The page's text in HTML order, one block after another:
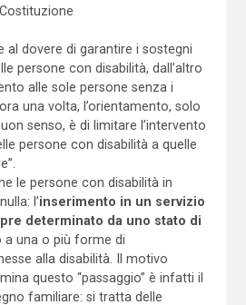
al dovere di garantire i sostegni
persone con disabilità, dall’altro
alle sole persone senza i
una volta, l’orientamento, solo
senso, è di limitare l’intervento
persone con disabilità a quelle
le persone con disabilità in
l’inserimento in un servizio
determinato da uno stato di
a una o più forme di
alla disabilità. Il motivo
questo “passaggio” è infatti il
familiare: si tratta delle